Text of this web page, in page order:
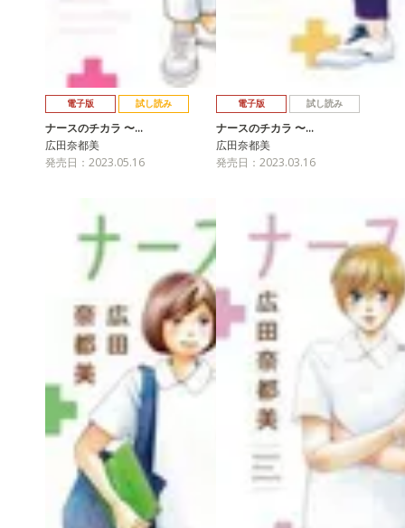
電子版 試し読み
ナースのチカラ 〜…
広田奈都美
発売日：2023.05.16
電子版 試し読み
ナースのチカラ 〜…
広田奈都美
発売日：2023.03.16